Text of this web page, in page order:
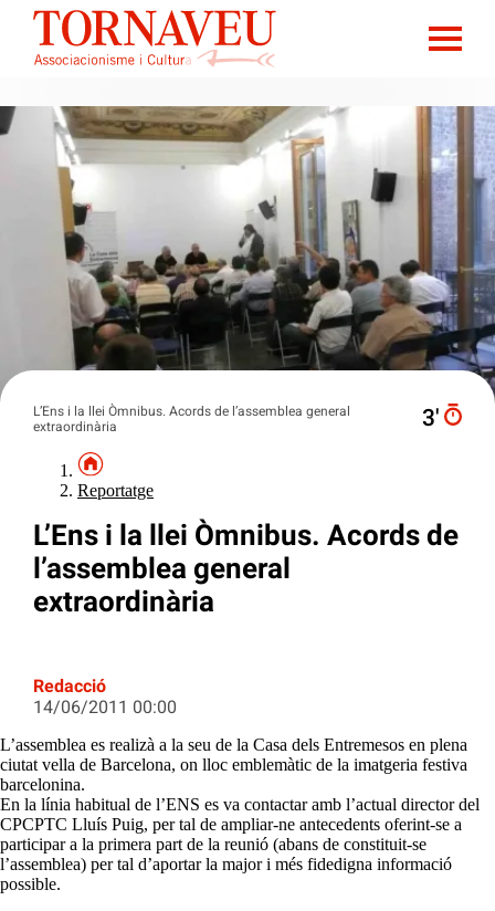
L’Ens i la llei Òmnibus. Acords de l’assemblea general
extraordinària
3′
Reportatge
L’Ens i la llei Òmnibus. Acords de
l’assemblea general
extraordinària
Redacció
14/06/2011 00:00
L’assemblea es realizà a la seu de la Casa dels Entremesos en plena
ciutat vella de Barcelona, on lloc emblemàtic de la imatgeria festiva
barcelonina.
En la línia habitual de l’ENS es va contactar amb l’actual director del
CPCPTC Lluís Puig, per tal de ampliar-ne antecedents oferint-se a
participar a la primera part de la reunió (abans de constituit-se
l’assemblea) per tal d’aportar la major i més fidedigna informació
possible.